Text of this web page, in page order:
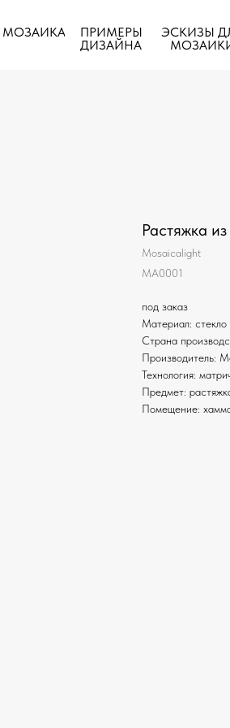
МОЗАИКА
ПРИМЕРЫ
ДИЗАЙНА
ЭСКИЗЫ
Растяжка
Mosaicalight
MA0001
под заказ
Материал: стекло
Страна
Производитель:
Технология:
Предмет:
Помещение: